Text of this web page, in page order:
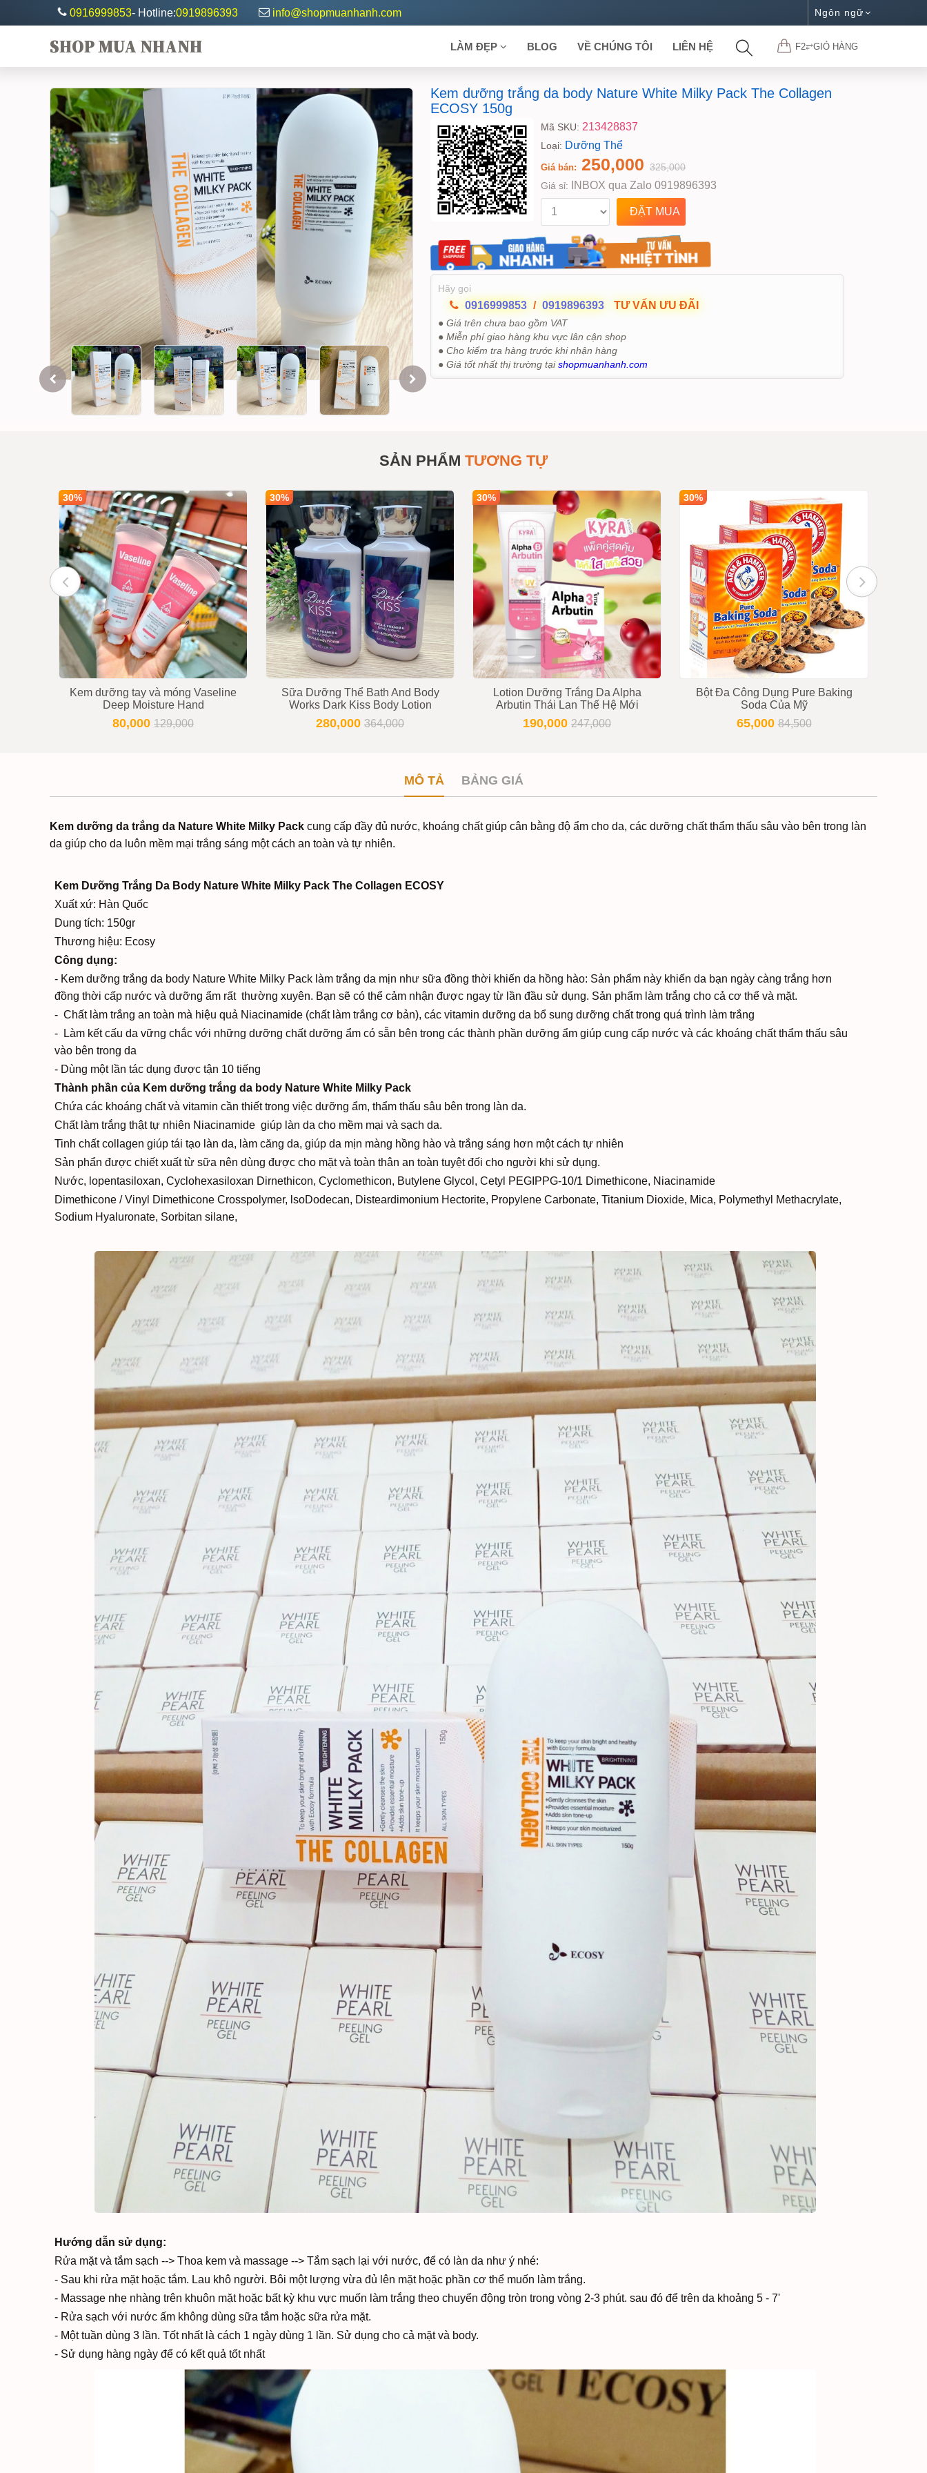
0916999853- Hotline:0919896393 info@shopmuanhanh.com Ngôn ngữ
SHOP MUA NHANH F2⥂GIỎ HÀNG
LÀM ĐẸP BLOG VỀ CHÚNG TÔI LIÊN HỆ
Kem dưỡng trắng da body Nature White Milky Pack The Collagen
ECOSY 150g
Mã SKU: 213428837
Loại: Dưỡng Thể
Giá bán: 250,000 325,000
Giá sỉ: INBOX qua Zalo 0919896393
Hãy gọi
0916999853 / 0919896393 TƯ VẤN ƯU ĐÃI
● Giá trên chưa bao gồm VAT
● Miễn phí giao hàng khu vực lân cận shop
● Cho kiểm tra hàng trước khi nhận hàng
● Giá tốt nhất thị trường tạishopmuanhanh.com
SẢN PHẨM TƯƠNG TỰ
30%
Kem dưỡng tay và móng Vaseline
Deep Moisture Hand
80,000 129,000
30%
Sữa Dưỡng Thể Bath And Body
Works Dark Kiss Body Lotion
280,000 364,000
30%
Lotion Dưỡng Trắng Da Alpha
Arbutin Thái Lan Thế Hệ Mới
190,000 247,000
30%
Bột Đa Công Dụng Pure Baking
Soda Của Mỹ
65,00084,500
MÔ TẢ BẢNG GIÁ
Kem dưỡng da trắng da Nature White Milky Pack cung cấp đầy đủ nước, khoáng chất giúp cân bằng độ ẩm cho da, các dưỡng chất thẩm thấu sâu vào bên trong làn
da giúp cho da luôn mềm mại trắng sáng một cách an toàn và tự nhiên.
Kem Dưỡng Trắng Da Body Nature White Milky Pack The Collagen ECOSY
Xuất xứ: Hàn Quốc
Dung tích: 150gr
Thương hiệu: Ecosy
Công dụng:
- Kem dưỡng trắng da body Nature White Milky Pack làm trắng da mịn như sữa đồng thời khiến da hồng hào: Sản phẩm này khiến da bạn ngày càng trắng hơn
đồng thời cấp nước và dưỡng ẩm rất thường xuyên. Bạn sẽ có thể cảm nhận được ngay từ lần đầu sử dụng. Sản phẩm làm trắng cho cả cơ thể và mặt.
- Chất làm trắng an toàn mà hiệu quả Niacinamide (chất làm trắng cơ bản), các vitamin dưỡng da bổ sung dưỡng chất trong quá trình làm trắng
- Làm kết cấu da vững chắc với những dưỡng chất dưỡng ẩm có sẵn bên trong các thành phần dưỡng ẩm giúp cung cấp nước và các khoáng chất thẩm thấu sâu
vào bên trong da
- Dùng một lần tác dụng được tận 10 tiếng
Thành phần của Kem dưỡng trắng da body Nature White Milky Pack
Chứa các khoáng chất và vitamin cần thiết trong việc dưỡng ẩm, thẩm thấu sâu bên trong làn da.
Chất làm trắng thật tự nhiên Niacinamide giúp làn da cho mềm mại và sạch da.
Tinh chất collagen giúp tái tạo làn da, làm căng da, giúp da mịn màng hồng hào và trắng sáng hơn một cách tự nhiên
Sản phẩn được chiết xuất từ sữa nên dùng được cho mặt và toàn thân an toàn tuyệt đối cho người khi sử dụng.
Nước, lopentasiloxan, Cyclohexasiloxan Dirnethicon, Cyclomethicon, Butylene Glycol, Cetyl PEGIPPG-10/1 Dimethicone, Niacinamide
Dimethicone / Vinyl Dimethicone Crosspolymer, lsoDodecan, Disteardimonium Hectorite, Propylene Carbonate, Titanium Dioxide, Mica, Polymethyl Methacrylate,
Sodium Hyaluronate, Sorbitan silane,
Hướng dẫn sử dụng:
Rửa mặt và tắm sạch --> Thoa kem và massage --> Tắm sạch lại với nước, để có làn da như ý nhé:
- Sau khi rửa mặt hoặc tắm. Lau khô người. Bôi một lượng vừa đủ lên mặt hoặc phần cơ thể muốn làm trắng.
- Massage nhẹ nhàng trên khuôn mặt hoặc bất kỳ khu vực muốn làm trắng theo chuyển động tròn trong vòng 2-3 phút. sau đó để trên da khoảng 5 - 7'
- Rửa sạch với nước ấm không dùng sữa tắm hoặc sữa rửa mặt.
- Một tuần dùng 3 lần. Tốt nhất là cách 1 ngày dùng 1 lần. Sử dụng cho cả mặt và body.
- Sử dụng hàng ngày để có kết quả tốt nhất